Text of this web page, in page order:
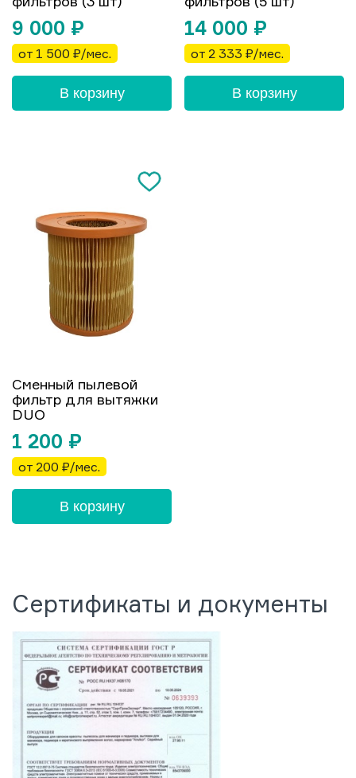
9 000 ₽
от 1 500 ₽/мес.
В корзину
14 000 ₽
от 2 333 ₽/мес.
В корзину
Сменный пылевой
фильтр для вытяжки
DUO
1 200 ₽
от 200 ₽/мес.
В корзину
Сертификаты и документы